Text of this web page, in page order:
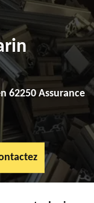
62250 Assurance